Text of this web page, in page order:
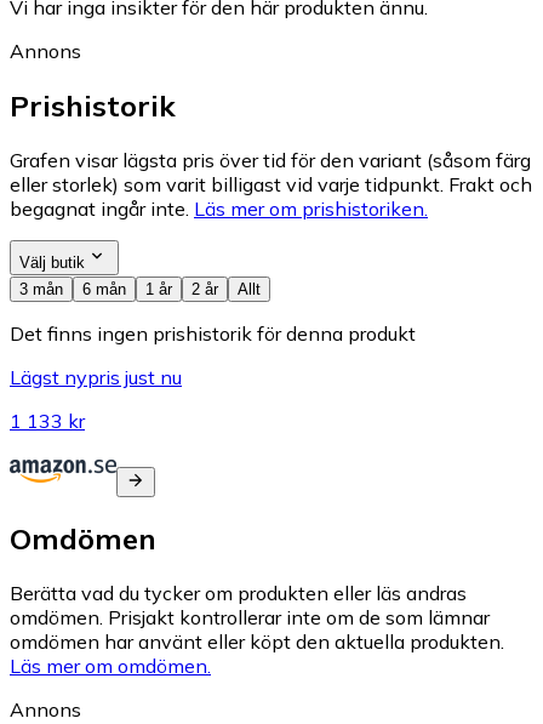
Vi har inga insikter för den här produkten ännu.
Annons
Prishistorik
Grafen visar lägsta pris över tid för den variant (såsom färg
eller storlek) som varit billigast vid varje tidpunkt. Frakt och
begagnat ingår inte. Läs mer om prishistoriken.
Välj butik
3 mån
6 mån 1 år 2 år Allt
Det finns ingen prishistorik för denna produkt
Lägst nypris just nu
1 133 kr
Omdömen
Berätta vad du tycker om produkten eller läs andras
omdömen. Prisjakt kontrollerar inte om de som lämnar
omdömen har använt eller köpt den aktuella produkten.
Läs mer om omdömen.
Annons